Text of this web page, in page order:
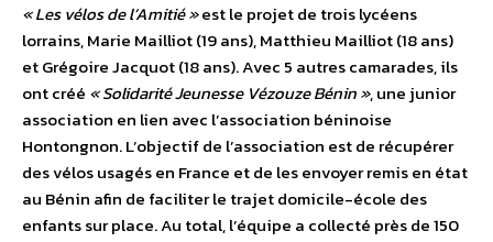
« Les vélos de l’Amitié »est le projet de trois lycéens
lorrains, Marie Mailliot (19 ans), Matthieu Mailliot (18 ans)
et Grégoire Jacquot (18 ans). Avec 5 autres camarades, ils
ont créé « Solidarité Jeunesse Vézouze Bénin », une junior
association en lien avec l’association béninoise
Hontongnon. L’objectif de l’association est de récupérer
des vélos usagés en France et de les envoyer remis en état
au Bénin afin de faciliter le trajet domicile-école des
enfants sur place. Au total, l’équipe a collecté près de 150